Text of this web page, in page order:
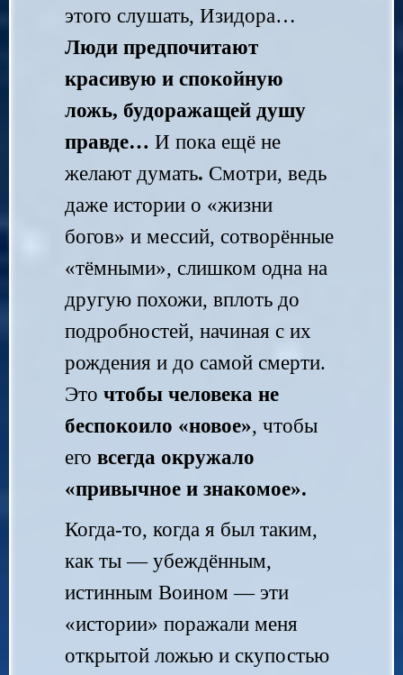
этого слушать, Изидора…
Люди предпочитают
красивую и спокойную
ложь, будоражащей душу
правде… И пока ещё не
желают думать. Смотри, ведь
даже истории о «жизни
богов» и мессий, сотворённые
«тёмными», слишком одна на
другую похожи, вплоть до
подробностей, начиная с их
рождения и до самой смерти.
Это чтобы человека не
беспокоило «новое», чтобы
его всегда окружало
«привычное и знакомое».
Когда-то, когда я был таким,
как ты — убеждённым,
истинным Воином — эти
«истории» поражали меня
открытой ложью и скупостью